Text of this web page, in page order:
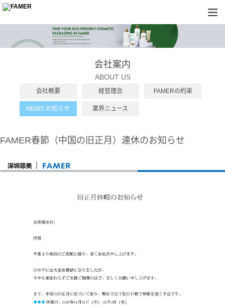
会社案内
ABOUT US
会社概要 経営理念 FAMERの約束
NEWS お知らせ 業界ニュース
FAMER春節（中国の旧正月）連休のお知らせ